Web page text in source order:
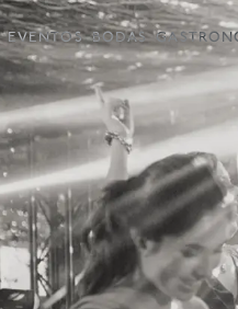
EVENTOS BODAS